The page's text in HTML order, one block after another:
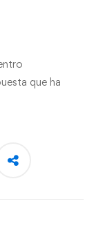
que ha